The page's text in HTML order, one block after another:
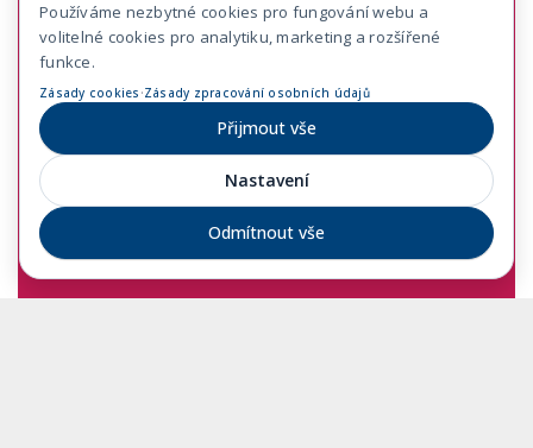
Používáme nezbytné cookies pro fungování webu a
volitelné cookies pro analytiku, marketing a rozšířené
funkce.
Zásady cookies ·Zásady zpracování osobních údajů
Přijmout vše
Nastavení
Odmítnout vše
Lokalita
Praha 7, Holešovice